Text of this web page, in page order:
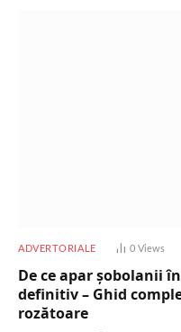
ADVERTORIALE 0 Views
De ce apar șobolanii
definitiv – Ghid
rozătoare